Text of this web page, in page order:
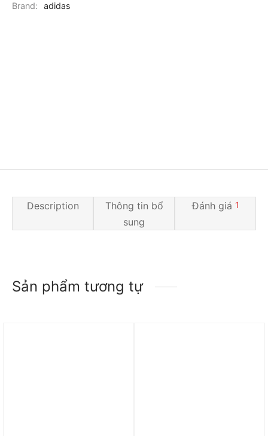
Brand:
adidas
Description
Thông tin bổ
sung
Đánh giá 1
Sản phẩm tương tự